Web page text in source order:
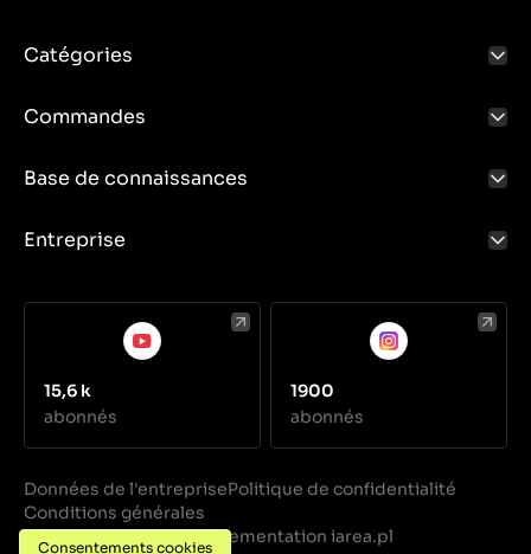
Catégories
Commandes
Base de connaissances
Entreprise
15,6 k
abonnés
1900
abonnés
Données de l'entreprisePolitique de confidentialité
Conditions générales
Réalisation
Implementation iarea.pl
Consentements cookies